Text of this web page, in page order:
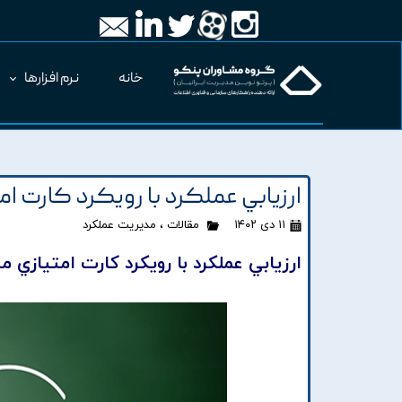
خانه نرم افزارها
ارزيابي عملکرد با رويکرد کارت
۱۱ دی ۱۴۰۲ مقالات ، مدیریت عملکرد
ارزيابي عملکرد با رويکرد کارت امتيازي